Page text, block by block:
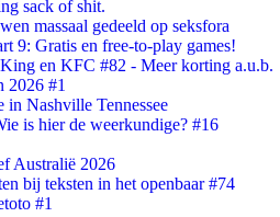
sack of shit.
massaal gedeeld op seksfora
9: Gratis en free-to-play games!
en KFC #82 - Meer korting a.u.b.
2026 #1
in Nashville Tennessee
is hier de weerkundige? #16
Australië 2026
bij teksten in het openbaar #74
#1